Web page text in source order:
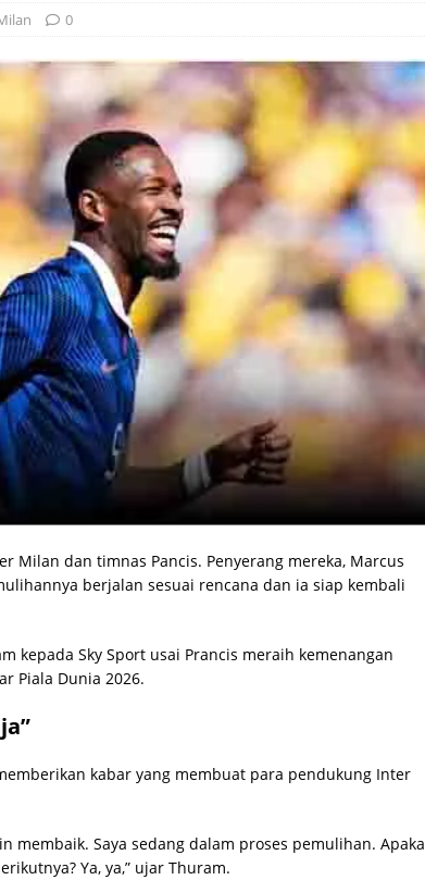
0
Milan dan timnas Pancis. Penyerang mereka, Marcus
berjalan sesuai rencana dan ia siap kembali
kepada Sky Sport usai Prancis meraih kemenangan
Piala Dunia 2026.
kabar yang membuat para pendukung Inter
membaik. Saya sedang dalam proses pemulihan.
Ya, ya,” ujar Thuram.